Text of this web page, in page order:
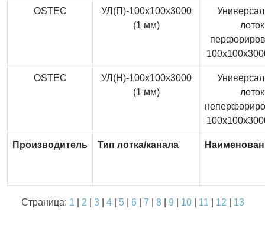
OSTEC
УЛ(П)-100x100x3000
(1 мм)
лоток
OSTEC
УЛ(Н)-100x100x3000
(1 мм)
лоток
Производитель Тип лотка/канала
Страница: 1 2 3| 4| 5| 6 7 8| 9 10| 11 12 13